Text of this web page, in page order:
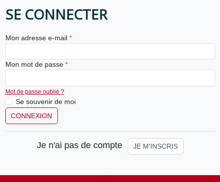
SE CONNECTER
Mon adresse e-mail *
Mon mot de passe *
Mot de passe oublié ?
Se souvenir de moi
CONNEXION
Je n'ai pas de compte JE M'INSCRIS